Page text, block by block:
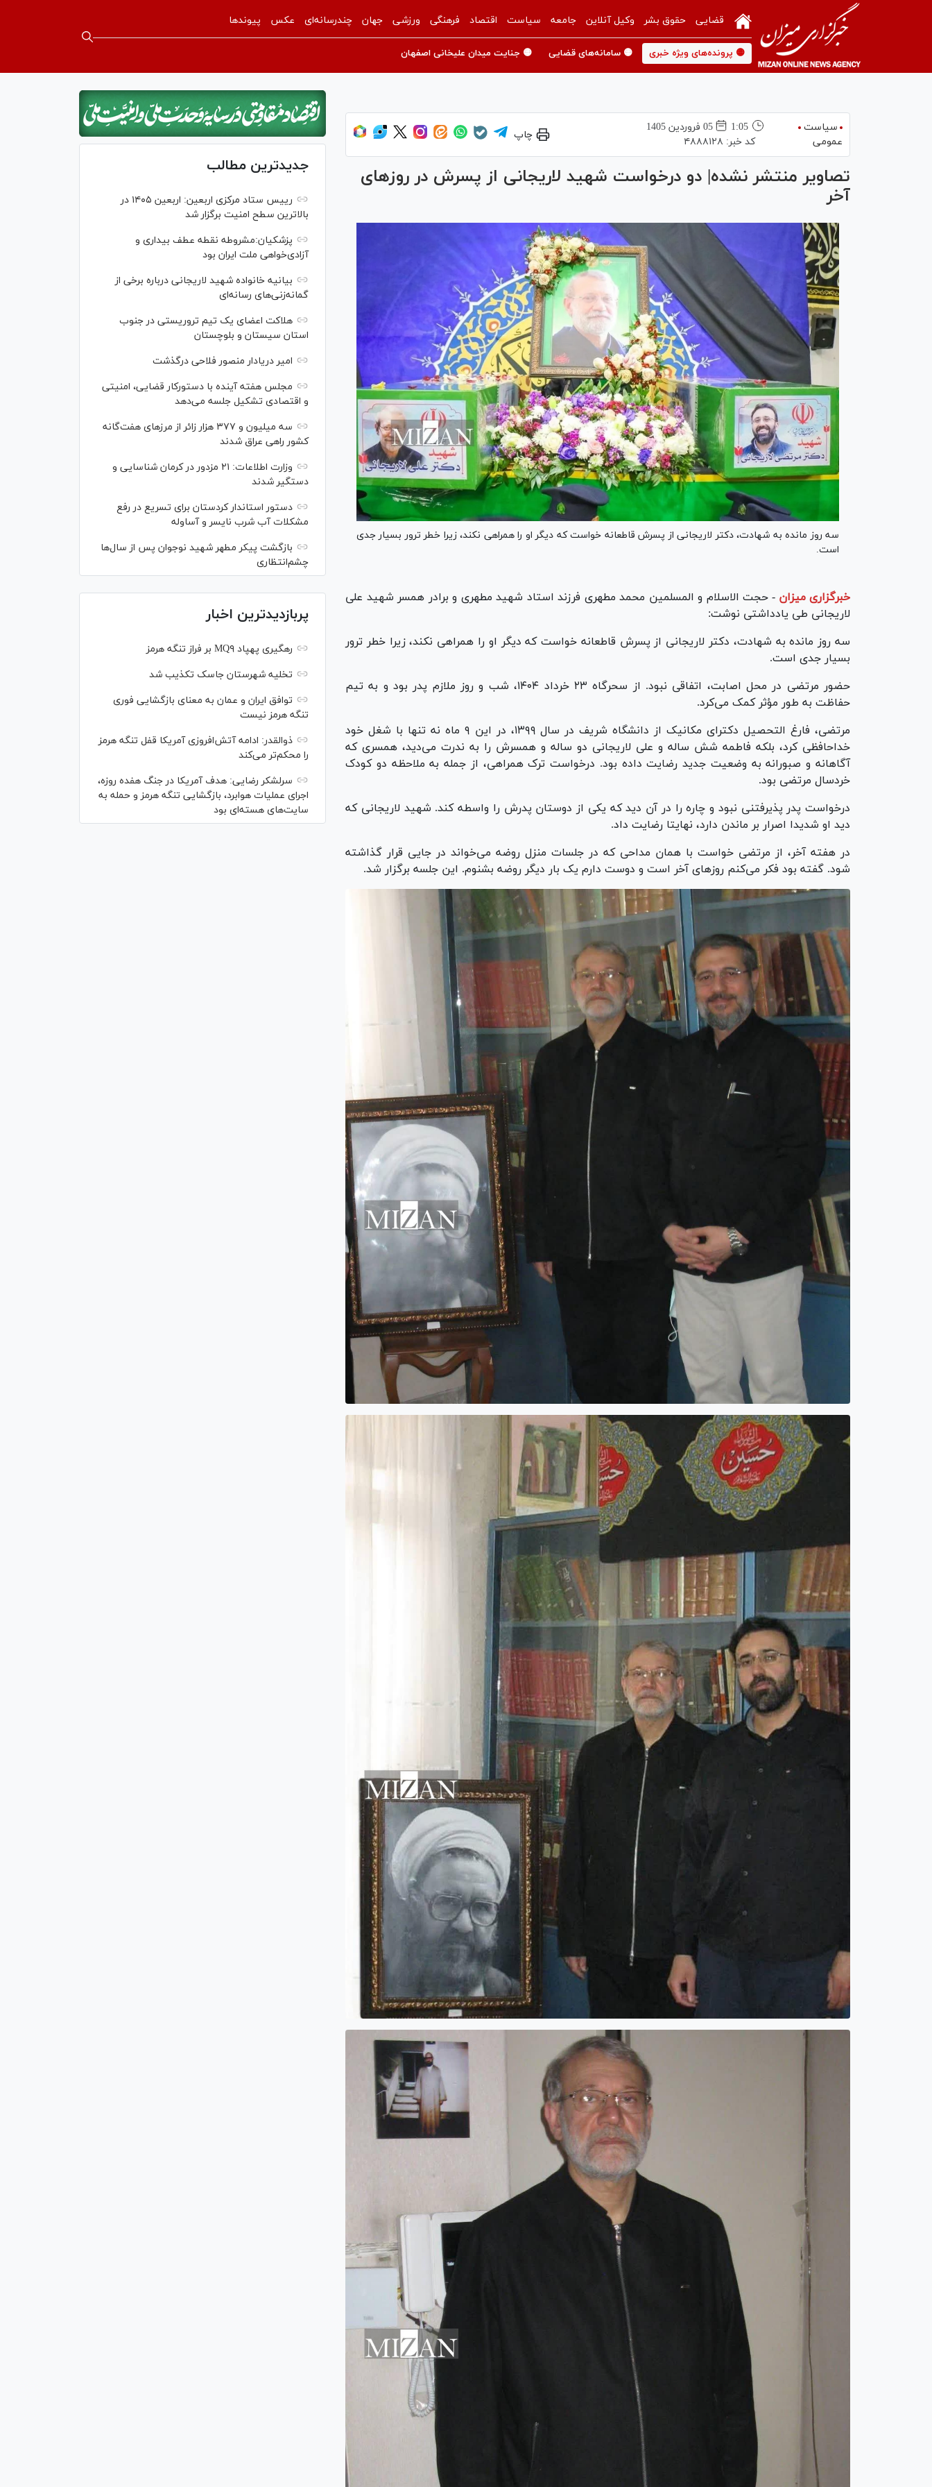
قضایی حقوق بشر وکیل آنلاین جامعه سیاست اقتصاد فرهنگی ورزشی جهان چندرسانه‌ای عکس پیوندها
🟡 پرونده‌های ویژه خبری 🟡 سامانه‌های قضایی 🟡 جنایت میدان علیخانی اصفهان
سیاست
عمومی
1:05
05 فروردين 1405
کد خبر: ۴۸۸۸۱۲۸
چاپ
تصاویر منتشر نشده| دو درخواست شهید لاریجانی از پسرش در روز‌های
آخر
سه روز مانده به شهادت، دکتر لاریجانی از پسرش قاطعانه خواست که دیگر او را همراهی نکند، زیرا خطر ترور بسیار جدی
است.
خبرگزاری میزان - حجت الاسلام و المسلمین محمد مطهری فرزند استاد شهید مطهری و برادر همسر شهید علی
لاریجانی طی یادداشتی نوشت:
سه روز مانده به شهادت، دکتر لاریجانی از پسرش قاطعانه خواست که دیگر او را همراهی نکند، زیرا خطر ترور
بسیار جدی است.
حضور مرتضی در محل اصابت، اتفاقی نبود. از سحرگاه ۲۳ خرداد ۱۴۰۴، شب و روز ملازم پدر بود و به تیم
حفاظت به طور مؤثر کمک می‌کرد.
مرتضی، فارغ التحصیل دکترای مکانیک از دانشگاه شریف در سال ۱۳۹۹، در این ۹ ماه نه تنها با شغل خود
خداحافظی کرد، بلکه فاطمه شش ساله و علی لاریجانی دو ساله و همسرش را به ندرت می‌دید، همسری که
آگاهانه و صبورانه به وضعیت جدید رضایت داده بود. درخواست ترک همراهی، از جمله به ملاحظه دو کودک
خردسال مرتضی بود.
درخواست پدر پذیرفتنی نبود و چاره را در آن دید که یکی از دوستان پدرش را واسطه کند. شهید لاریجانی که
دید او شدیدا اصرار بر ماندن دارد، نهایتا رضایت داد.
در هفته آخر، از مرتضی خواست با همان مداحی که در جلسات منزل روضه می‌خواند در جایی قرار گذاشته
شود. گفته بود فکر می‌کنم روز‌های آخر است و دوست دارم یک بار دیگر روضه بشنوم. این جلسه برگزار شد.
جدیدترین مطالب
رییس ستاد مرکزی اربعین: اربعین ۱۴۰۵ در
بالاترین سطح امنیت برگزار شد
پزشکیان:مشروطه نقطه عطف بیداری و
آزادی‌خواهی ملت ایران بود
بیانیه خانواده شهید لاریجانی درباره برخی از
گمانه‌زنی‌های رسانه‌ای
هلاکت اعضای یک تیم تروریستی در جنوب
استان سیستان و بلوچستان
امیر دریادار منصور فلاحی درگذشت
مجلس هفته آینده با دستورکار قضایی، امنیتی
و اقتصادی تشکیل جلسه می‌دهد
سه میلیون و ۳۷۷ هزار زائر از مرز‌های هفت‌گانه
کشور راهی عراق شدند
وزارت اطلاعات: ۲۱ مزدور در کرمان شناسایی و
دستگیر شدند
دستور استاندار کردستان برای تسریع در رفع
مشکلات آب شرب نایسر و آساوله
بازگشت پیکر مطهر شهید نوجوان پس از سال‌ها
چشم‌انتظاری
پربازدیدترین اخبار
رهگیری پهپاد MQ۹ بر فراز تنگه هرمز
تخلیه شهرستان جاسک تکذیب شد
توافق ایران و عمان به معنای بازگشایی فوری
تنگه هرمز نیست
ذوالقدر: ادامه آتش‌افروزی آمریکا قفل تنگه هرمز
را محکم‌تر می‌کند
سرلشکر رضایی: هدف آمریکا در جنگ هفده روزه،
اجرای عملیات هوابرد، بازگشایی تنگه هرمز و حمله به
سایت‌های هسته‌ای بود